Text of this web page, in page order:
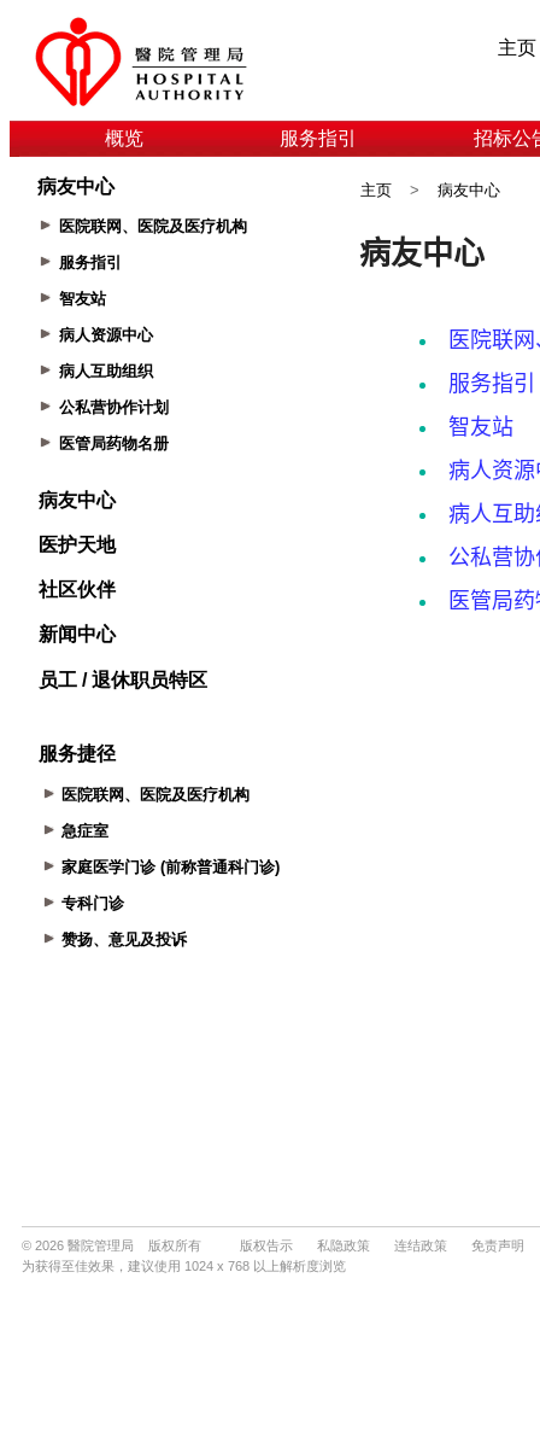
主页
概览 服务指引 招标公
病友中心
医院联网、医院及医疗机构
服务指引
智友站
病人资源中心
病人互助组织
公私营协作计划
医管局药物名册
病友中心
医护天地
社区伙伴
新闻中心
员工 / 退休职员特区
服务捷径
医院联网、医院及医疗机构
急症室
家庭医学门诊 (前称普通科门诊)
专科门诊
赞扬、意见及投诉
主页 > 病友中心
© 2026 醫院管理局 版权所有 版权告示 私隐政策 连结政策
免责声明
为获得至佳效果，建议使用 1024 x 768 以上解析度浏览